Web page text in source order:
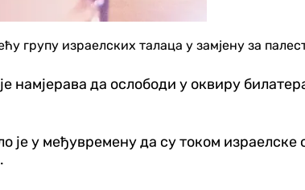
групу израелских талаца у замјену за
намјерава да ослободи у оквиру
је у међувремену да су током